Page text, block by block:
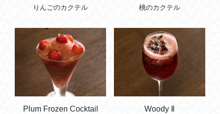
りんごのカクテル 桃のカクテル
Plum Frozen Cocktail Woody Ⅱ